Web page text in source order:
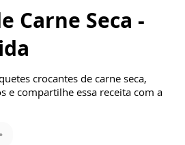
Carne Seca -
crocantes de carne seca,
e compartilhe essa receita com a